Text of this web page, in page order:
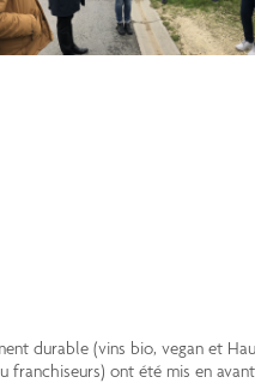
durable (vins bio, vegan et
franchiseurs) ont été mis en